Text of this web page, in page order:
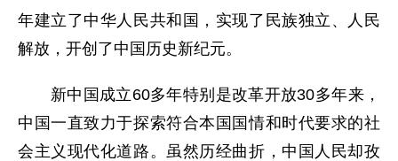
年建立了中华人民共和国，实现了民族独立、人民
解放，开创了中国历史新纪元。
新中国成立60多年特别是改革开放30多年来，
中国一直致力于探索符合本国国情和时代要求的社
会主义现代化道路。虽然历经曲折，中国人民却孜